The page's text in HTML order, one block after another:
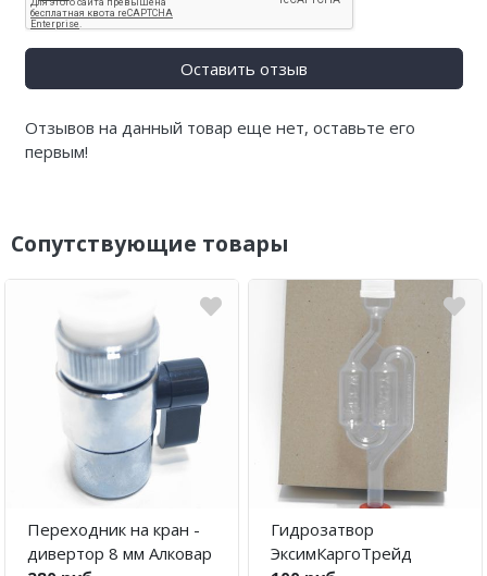
Отзывов на данный товар еще нет, оставьте его
первым!
Оставить отзыв
Сопутствующие товары
Переходник на кран -
дивертор 8 мм Алковар
Гидрозатвор
ЭксимКаргоТрейд